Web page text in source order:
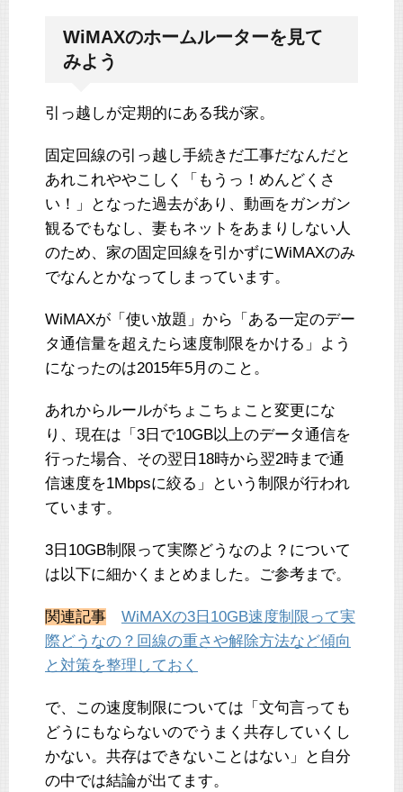
WiMAXのホームルーターを見て
みよう
引っ越しが定期的にある我が家。
固定回線の引っ越し手続きだ工事だなんだと
あれこれややこしく「もうっ！めんどくさ
い！」となった過去があり、動画をガンガン
観るでもなし、妻もネットをあまりしない人
のため、家の固定回線を引かずにWiMAXのみ
でなんとかなってしまっています。
WiMAXが「使い放題」から「ある一定のデー
タ通信量を超えたら速度制限をかける」よう
になったのは2015年5月のこと。
あれからルールがちょこちょこと変更にな
り、現在は「3日で10GB以上のデータ通信を
行った場合、その翌日18時から翌2時まで通
信速度を1Mbpsに絞る」という制限が行われ
ています。
3日10GB制限って実際どうなのよ？について
は以下に細かくまとめました。ご参考まで。
関連記事
WiMAXの3日10GB速度制限って実
際どうなの？回線の重さや解除方法など傾向
と対策を整理しておく
で、この速度制限については「文句言っても
どうにもならないのでうまく共存していくし
かない。共存はできないことはない」と自分
の中では結論が出てます。